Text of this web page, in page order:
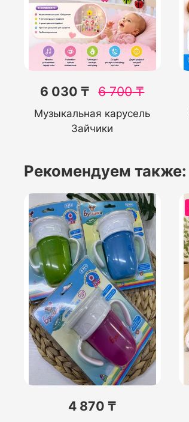
6 030 ₸ 6 700₸
Музыкальная карусель
Зайчики
Рекомендуем также:
4 870 ₸